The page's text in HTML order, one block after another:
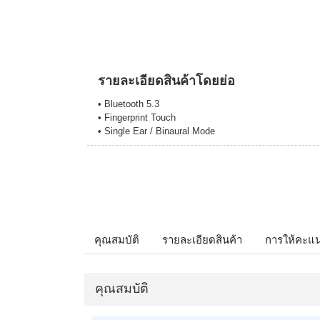
รายละเอียดสินค้าโดยย่อ
• Bluetooth 5.3
• Fingerprint Touch
• Single Ear / Binaural Mode
คุณสมบัติ รายละเอียดสินค้า การให้คะแ
คุณสมบัติ